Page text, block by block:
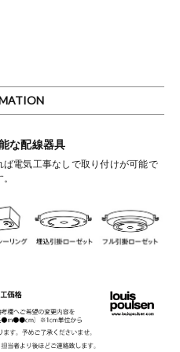
な配線器具
電気工事なしで取り付けが可能で